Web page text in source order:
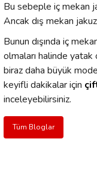
Bu sebeple iç mekan
Ancak dış mekan
Bunun dışında iç
olmaları halinde yatak
biraz daha büyük
keyifli dakikalar için
inceleyebilirsiniz.
Tüm Bloglar